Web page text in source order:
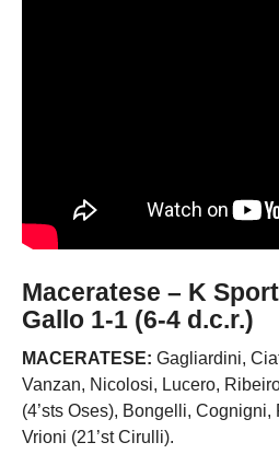
Maceratese – K
Gallo 1-1 (6-4 d.c.r.)
MACERATESE: Gagliardini,
Vanzan, Nicolosi, Lucero,
(4’sts Oses), Bongelli, Cognigni,
Vrioni (21’st Cirulli).